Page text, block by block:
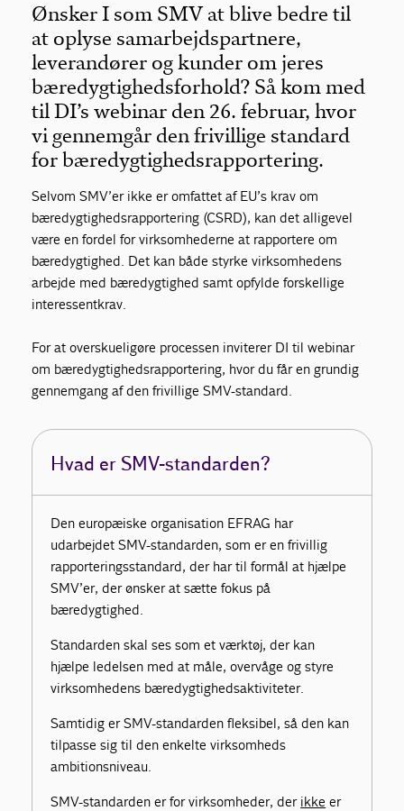
Ønsker I som SMV at blive bedre til
at oplyse samarbejdspartnere,
leverandører og kunder om jeres
bæredygtighedsforhold? Så kom med
til DI’s webinar den 26. februar, hvor
vi gennemgår den frivillige standard
for bæredygtighedsrapportering.
Selvom SMV’er ikke er omfattet af EU’s krav om
bæredygtighedsrapportering (CSRD), kan det alligevel
være en fordel for virksomhederne at rapportere om
bæredygtighed. Det kan både styrke virksomhedens
arbejde med bæredygtighed samt opfylde forskellige
interessentkrav.
For at overskueligøre processen inviterer DI til webinar
om bæredygtighedsrapportering, hvor du får en grundig
gennemgang af den frivillige SMV-standard.
Hvad er SMV-standarden?
Den europæiske organisation EFRAG har
udarbejdet SMV-standarden, som er en frivillig
rapporteringsstandard, der har til formål at hjælpe
SMV’er, der ønsker at sætte fokus på
bæredygtighed.
Standarden skal ses som et værktøj, der kan
hjælpe ledelsen med at måle, overvåge og styre
virksomhedens bæredygtighedsaktiviteter.
Samtidig er SMV-standarden fleksibel, så den kan
tilpasse sig til den enkelte virksomheds
ambitionsniveau.
SMV-standarden er for virksomheder, der ikke er